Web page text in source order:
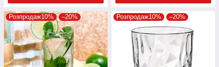
Розпродаж10% –20% Розпродаж10% –20%